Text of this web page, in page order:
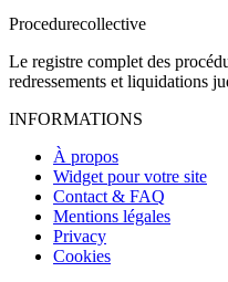
Procedurecollective
Le registre complet des
redressements et liquidations
INFORMATIONS
À propos
Widget pour votre site
Contact & FAQ
Mentions légales
Privacy
Cookies